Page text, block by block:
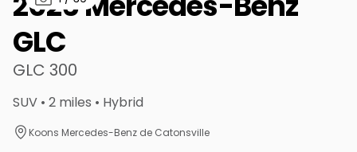
GLC
GLC 300
SUV • 2 miles • Hybrid
Koons Mercedes-Benz de Catonsville